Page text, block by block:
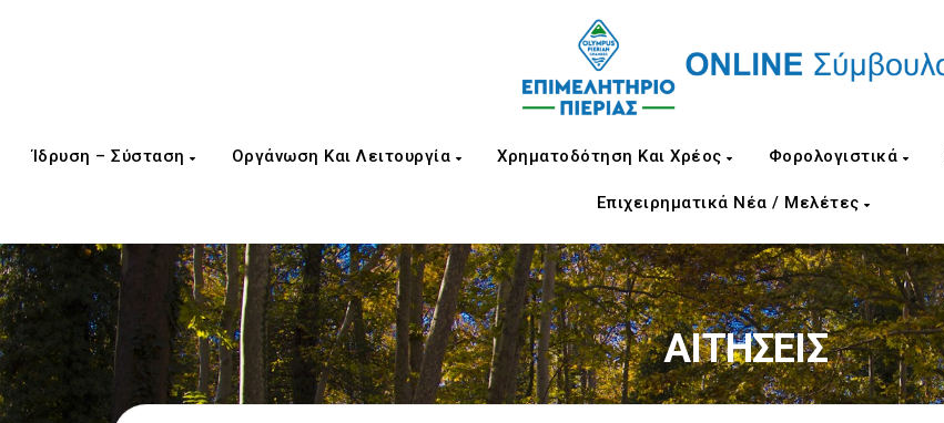
Ίδρυση – Σύσταση Οργάνωση Και Λειτουργία Χρηματοδότηση Και Χρέος Φορολογιστικά
Επιχειρηματικά Νέα / Μελέτες
ΑΙΤΗΣΕΙΣ